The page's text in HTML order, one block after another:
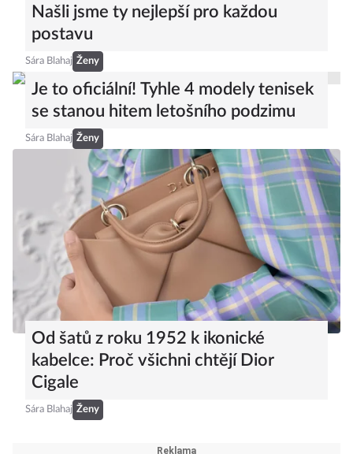
Našli jsme ty nejlepší pro každou
postavu
Sára Blahaj Ženy
Je to oficiální! Tyhle 4 modely tenisek
se stanou hitem letošního podzimu
Sára Blahaj Ženy
Od šatů z roku 1952 k ikonické
kabelce: Proč všichni chtějí Dior
Cigale
Sára Blahaj Ženy